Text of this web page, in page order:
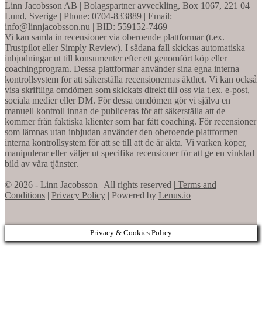
Linn Jacobsson AB | Bolagspartner avveckling, Box 1067, 221 04
Lund, Sverige | Phone: 0704-833889 | Email:
info@linnjacobsson.nu | BID: 559152-7469
Vi kan samla in recensioner via oberoende plattformar (t.ex.
Trustpilot eller Simply Review). I sådana fall skickas automatiska
inbjudningar ut till konsumenter efter ett genomfört köp eller
coachingprogram. Dessa plattformar använder sina egna interna
kontrollsystem för att säkerställa recensionernas äkthet. Vi kan också
visa skriftliga omdömen som skickats direkt till oss via t.ex. e-post,
sociala medier eller DM. För dessa omdömen gör vi själva en
manuell kontroll innan de publiceras för att säkerställa att de
kommer från faktiska klienter som har fått coaching. För recensioner
som lämnas utan inbjudan använder den oberoende plattformen
interna kontrollsystem för att se till att de är äkta. Vi varken köper,
manipulerar eller väljer ut specifika recensioner för att ge en vinklad
bild av våra tjänster.
© 2026 - Linn Jacobsson | All rights reserved | Terms and
Conditions | Privacy Policy | Powered by Lenus.io
Privacy & Cookies Policy
Scroll